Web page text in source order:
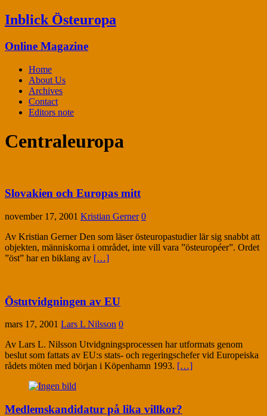
Inblick Östeuropa
Online Magazine
Home
About Us
Archives
Contact
Editors note
Centraleuropa
Slovakien och Europas mitt
november 17, 2001 Kristian Gerner 0
Av Kristian Gerner Den som läser östeuropastudier lär sig snabbt att
objekten, människorna i området, inte vill vara ”östeu­ro­­péer”. Ordet
”öst” har en biklang av […]
Östutvidgningen av EU
mars 17, 2001 Lars L Nilsson 0
Av Lars L. Nilsson Utvidgningsprocessen har utformats genom
beslut som fattats av EU:s stats- och regeringschefer vid Europeiska
rådets möten med början i Köpenhamn 1993. […]
Medlemskandidatur på lika villkor?